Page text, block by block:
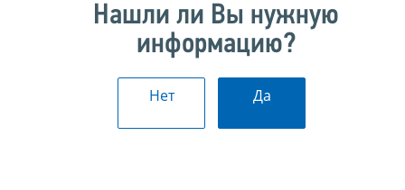
Нашли ли Вы нужную
информацию?
Нет Да